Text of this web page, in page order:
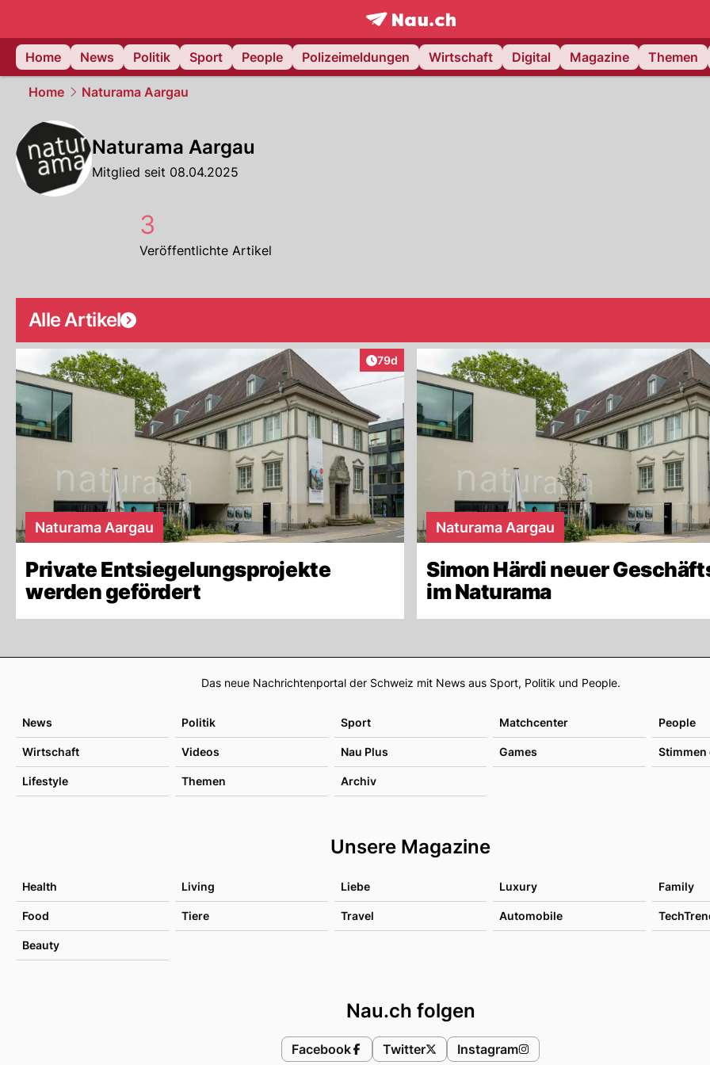
frontpage.NAU.ch
Home
News Politik Sport People Polizeimeldungen Wirtschaft Digital Magazine Themen
Home Naturama Aargau
Naturama Aargau
Mitglied seit 08.04.2025
3
Veröffentlichte Artikel
Alle Artikel
Artikel veröffentlicht:
79d
Naturama Aargau
Private Entsiegelungsprojekte
werden gefördert
Naturama Aargau
Simon Härdi neuer
im Naturama
Footer
Das neue Nachrichtenportal der Schweiz mit News aus Sport, Politik und People.
News Politik Sport Matchcenter People
Wirtschaft Videos Nau Plus Games Stimmen
Lifestyle Themen Archiv
Unsere Magazine
Health Living Liebe Luxury Family
Food Tiere Travel Automobile
Beauty
Nau.ch folgen
Facebook Twitter Instagram